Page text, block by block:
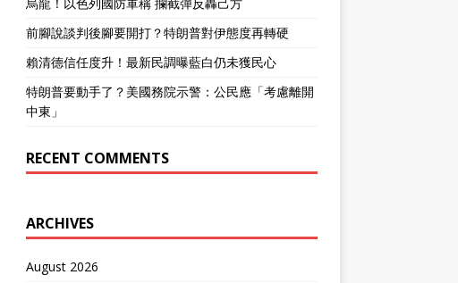
前腳說談判後腳要開打？特朗普對伊態度再轉硬
賴清德信任度升！最新民調曝藍白仍未獲民心
特朗普要動手了？美國務院示警：公民應「考慮離開
中東」
RECENT COMMENTS
ARCHIVES
August 2026